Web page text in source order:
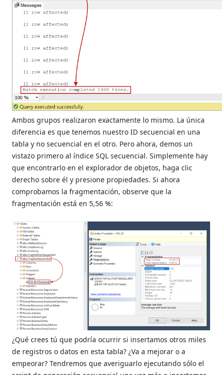
Ambos grupos realizaron exactamente lo mismo. La única
diferencia es que tenemos nuestro ID secuencial en una
tabla y no secuencial en el otro. Pero ahora, demos un
vistazo primero al índice SQL secuencial. Simplemente hay
que encontrarlo en el explorador de objetos, haga clic
derecho sobre él y presione propiedades. Si ahora
comprobamos la fragmentación, observe que la
fragmentación está en 5,56 %:
¿Qué crees tú que podría ocurrir si insertamos otros miles
de registros o datos en esta tabla? ¿Va a mejorar o a
empeorar? Tendremos que averiguarlo ejecutando sólo el